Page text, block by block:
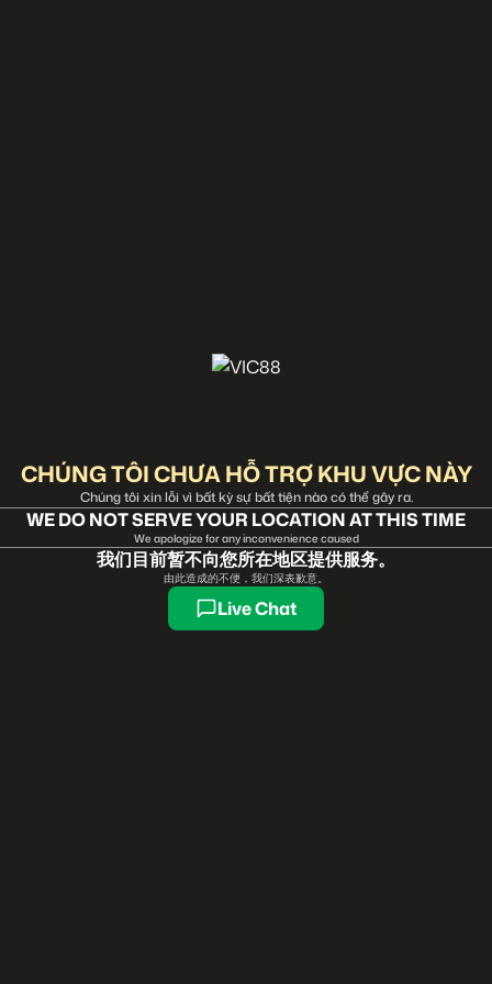
CHÚNG TÔI CHƯA HỖ TRỢ KHU VỰC NÀY
Chúng tôi xin lỗi vì bất kỳ sự bất tiện nào có thể gây ra.
WE DO NOT SERVE YOUR LOCATION AT THIS TIME
We apologize for any inconvenience caused
我们目前暂不向您所在地区提供服务。
由此造成的不便，我们深表歉意。
Live Chat